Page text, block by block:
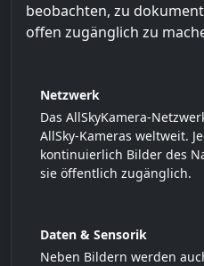
beobachten, zu
offen zugänglich zu
Netzwerk
Das AllSkyKamera-
AllSky-Kameras weltweit.
kontinuierlich Bilder des
sie öffentlich zugänglich.
Daten & Sensorik
Neben Bildern werden